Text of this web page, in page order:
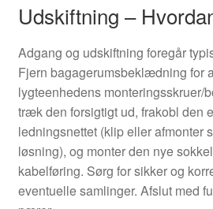
Udskiftning –
Adgang og udskiftning foregår
Fjern bagagerumsbeklædning for
lygteenhedens monteringsskruer/
træk den forsigtigt ud, frakobl den
ledningsnettet (klip eller afmonter
løsning), og monter den nye
kabelføring. Sørg for sikker og
eventuelle samlinger. Afslut med